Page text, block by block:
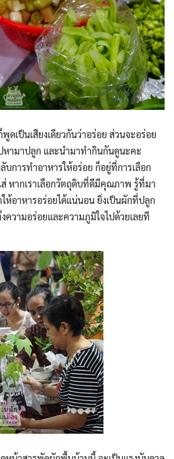
ดเป็นเสียงเดียวกันว่าอร่อย ส่วนจะอร่อย
หามาปลูก และนำมาทำกินกันดูนะคะ
บการทำอาหารให้อร่อย ก็อยู่ที่การเลือก
หากเราเลือกวัตถุดิบที่ดีมีคุณภาพ รู้ที่มา
ให้อาหารอร่อยได้แน่นอน ยิ่งเป็นผักที่ปลูก
ความอร่อยและความภูมิใจไปด้วยเลยที